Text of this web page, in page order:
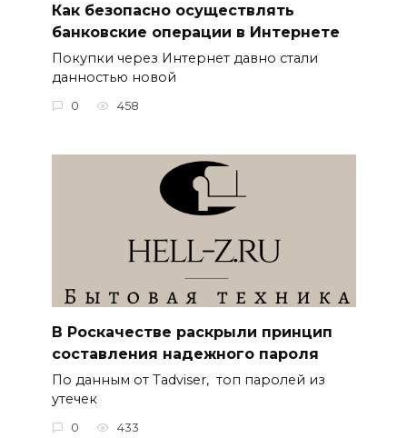
Как безопасно осуществлять
банковские операции в Интернете
Покупки через Интернет давно стали
данностью новой
0 458
В Роскачестве раскрыли принцип
составления надежного пароля
По данным от Tadviser, топ паролей из
утечек
0 433